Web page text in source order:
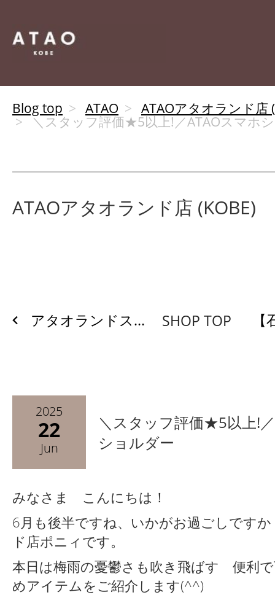
Blog top ATAO ATAOアタオランド店
＼スタッフ評価★5以上!／ATAOスマホ
ATAOアタオランド店 (KOBE)
アタオランドス... SHOP TOP
2025
22
Jun
＼スタッフ評価★5以上!
ショルダー
みなさま こんにちは！
6月も後半ですね、いかがお過ごしです
ド店ポニィです。
本日は梅雨の憂鬱さも吹き飛ばす 便利
めアイテムをご紹介します(^^)